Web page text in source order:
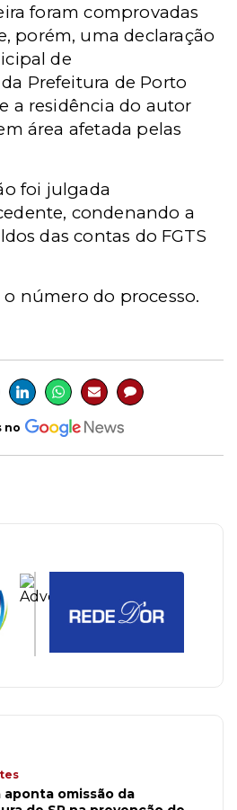
foram comprovadas
porém, uma declaração
de
Prefeitura de Porto
a residência do autor
área afetada pelas
foi julgada
condenando a
das contas do FGTS
número do processo.
no
aponta omissão da